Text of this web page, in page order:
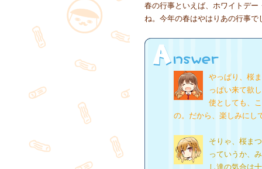
春の行事といえば、ホワイトデ
ね。今年の春はやはりあの行事
やっぱり、桜
っぱい来て欲
使としても、
の。だから、楽しみにし
そりゃ、桜ま
っていうか、
し達の気合は